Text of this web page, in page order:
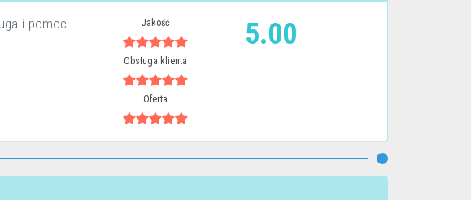
i pomoc
Jakość
Obsługa klienta
Oferta
5.00